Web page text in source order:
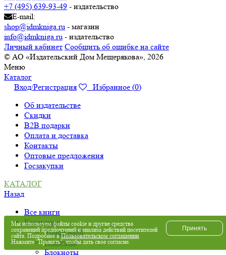
+7 (495) 639-93-49 - издательство
E-mail:
shop@idmkniga.ru - магазин
info@idmkniga.ru - издательство
Личный кабинет Сообщить об ошибке на сайте
© АО «Издательский Дом Мещерякова», 2026
Меню
Каталог
Вход/Регистрация
Избранное (0)
Об издательстве
Скидки
B2B подарки
Оплата и доставка
Контакты
Оптовые предложения
Госзакупки
КАТАЛОГ
Назад
Все книги
Категория
Young adult
Альбомы
Блокноты
Мы используем файлы cookie и другие средства
сохранений предпочтений и анализа действий посетителей
сайта. Подробнее вПользовательском соглашении.
Нажмите "Принять", чтобы дать свое согласие.
Принять